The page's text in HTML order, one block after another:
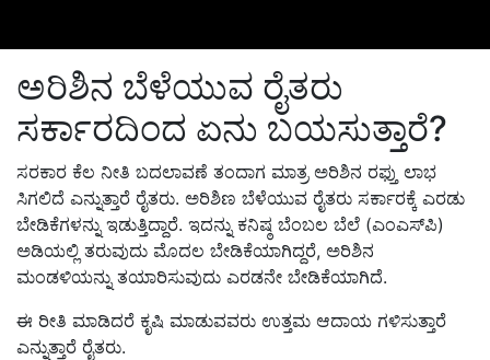
ಅರಿಶಿನ ಬೆಳೆಯುವ ರೈತರು
ಸರ್ಕಾರದಿಂದ ಏನು ಬಯಸುತ್ತಾರೆ?
ಸರಕಾರ ಕೆಲ ನೀತಿ ಬದಲಾವಣೆ ತಂದಾಗ ಮಾತ್ರ ಅರಿಶಿನ ರಫ್ತು ಲಾಭ
ಸಿಗಲಿದೆ ಎನ್ನುತ್ತಾರೆ ರೈತರು. ಅರಿಶಿಣ ಬೆಳೆಯುವ ರೈತರು ಸರ್ಕಾರಕ್ಕೆ ಎರಡು
ಬೇಡಿಕೆಗಳನ್ನು ಇಡುತ್ತಿದ್ದಾರೆ. ಇದನ್ನು ಕನಿಷ್ಠ ಬೆಂಬಲ ಬೆಲೆ (ಎಂಎಸ್‌ಪಿ)
ಅಡಿಯಲ್ಲಿ ತರುವುದು ಮೊದಲ ಬೇಡಿಕೆಯಾಗಿದ್ದರೆ, ಅರಿಶಿನ
ಮಂಡಳಿಯನ್ನು ತಯಾರಿಸುವುದು ಎರಡನೇ ಬೇಡಿಕೆಯಾಗಿದೆ.
ಈ ರೀತಿ ಮಾಡಿದರೆ ಕೃಷಿ ಮಾಡುವವರು ಉತ್ತಮ ಆದಾಯ ಗಳಿಸುತ್ತಾರೆ
ಎನ್ನುತ್ತಾರೆ ರೈತರು.